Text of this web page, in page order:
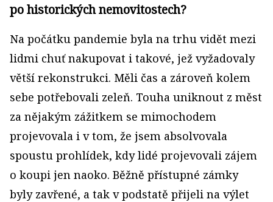
po historických nemovitostech?
Na počátku pandemie byla na trhu vidět mezi
lidmi chuť nakupovat i takové, jež vyžadovaly
větší rekonstrukci. Měli čas a zároveň kolem
sebe potřebovali zeleň. Touha uniknout z měst
za nějakým zážitkem se mimochodem
projevovala i v tom, že jsem absolvovala
spoustu prohlídek, kdy lidé projevovali zájem
o koupi jen naoko. Běžně přístupné zámky
byly zavřené, a tak v podstatě přijeli na výlet